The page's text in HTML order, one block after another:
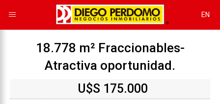
EN
18.778 m² Fraccionables-
Atractiva oportunidad.
U$S 175.000